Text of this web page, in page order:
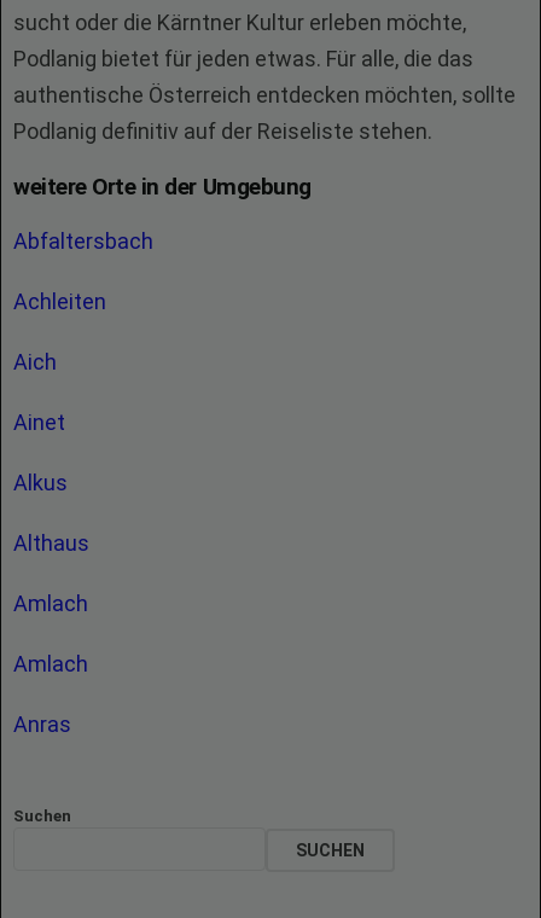
sucht oder die Kärntner Kultur erleben möchte,
Podlanig bietet für jeden etwas. Für alle, die das
authentische Österreich entdecken möchten, sollte
Podlanig definitiv auf der Reiseliste stehen.
weitere Orte in der Umgebung
Abfaltersbach
Achleiten
Aich
Ainet
Alkus
Althaus
Amlach
Amlach
Anras
Suchen
SUCHEN